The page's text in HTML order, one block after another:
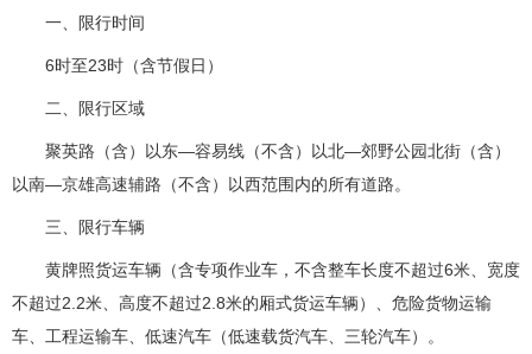
一、限行时间
6时至23时（含节假日）
二、限行区域
聚英路（含）以东—容易线（不含）以北—郊野公园北街（含）
以南—京雄高速辅路（不含）以西范围内的所有道路。
三、限行车辆
黄牌照货运车辆（含专项作业车，不含整车长度不超过6米、宽度
不超过2.2米、高度不超过2.8米的厢式货运车辆）、危险货物运输
车、工程运输车、低速汽车（低速载货汽车、三轮汽车）。